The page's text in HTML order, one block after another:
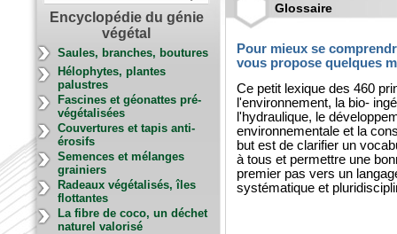
Encyclopédie du génie
végétal
Saules, branches, boutures
Hélophytes, plantes
palustres
Fascines et géonattes pré-
végétalisées
Couvertures et tapis anti-
érosifs
Semences et mélanges
grainiers
Radeaux végétalisés, îles
flottantes
La fibre de coco, un déchet
naturel valorisé
Glossaire
Pour mieux se
vous propose quelques
Ce petit lexique des 460
l'environnement, la bio-
l'hydraulique, le
environnementale et la
but est de clarifier un
à tous et permettre une
premier pas vers un
systématique et